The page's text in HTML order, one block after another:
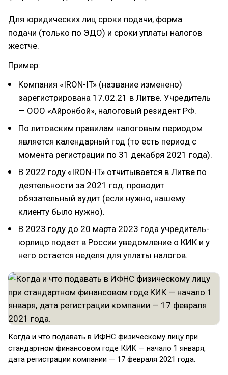
Для юридических лиц сроки подачи, форма
подачи (только по ЭДО) и сроки уплаты налогов
жестче.
Пример:
Компания «IRON-IT» (название изменено)
зарегистрирована 17.02.21 в Литве. Учредитель
— ООО «Айронбой», налоговый резидент РФ.
По литовским правилам налоговым периодом
является календарный год (то есть период с
момента регистрации по 31 декабря 2021 года).
В 2022 году «IRON-IT» отчитывается в Литве по
деятельности за 2021 год. проводит
обязательный аудит (если нужно, нашему
клиенту было нужно).
В 2023 году до 20 марта 2023 года учредитель-
юрлицо подает в России уведомление о КИК и у
него остается неделя для уплаты налогов.
Когда и что подавать в ИФНС физическому лицу при
стандартном финансовом годе КИК — начало 1 января,
дата регистрации компании — 17 февраля 2021 года.